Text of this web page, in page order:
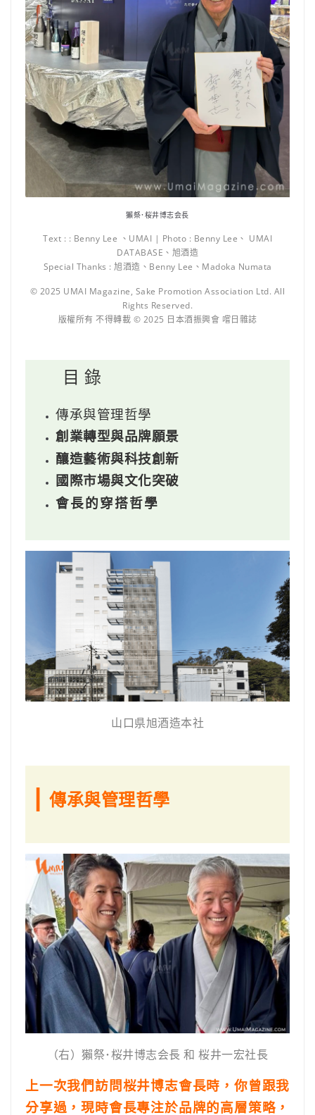
獺祭･桜井博志会長
Text : : Benny Lee 、UMAI | Photo : Benny Lee、 UMAI
DATABASE、旭酒造
Special Thanks : 旭酒造、Benny Lee、Madoka Numata
© 2025 UMAI Magazine, Sake Promotion Association Ltd. All
Rights Reserved.
版權所有 不得轉載 © 2025 日本酒振興會 嚐日雜誌
目 錄
傳承與管理哲學
創業轉型與品牌願景
釀造藝術與科技創新
國際市場與文化突破
會長的穿搭哲學
山口県旭酒造本社
| 傳承與管理哲學
（右）獺祭･桜井博志会長 和 桜井一宏社長
上一次我們訪問桜井博志會長時，你曾跟我
分享過，現時會長專注於品牌的高層策略，